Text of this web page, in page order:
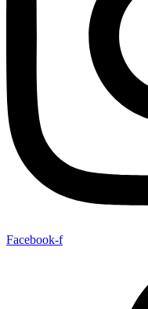
Facebook-f